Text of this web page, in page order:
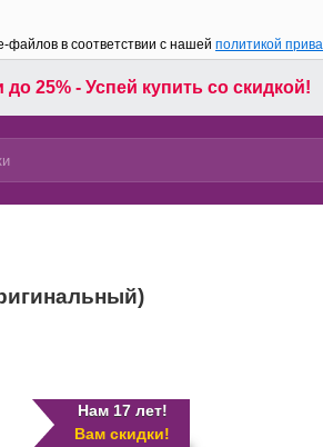
файлов в соответствии с нашей политикой
до 25% - Успей купить со скидкой!
Нам 17 лет!
Вам скидки!